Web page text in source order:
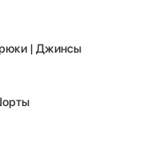
| Джинсы